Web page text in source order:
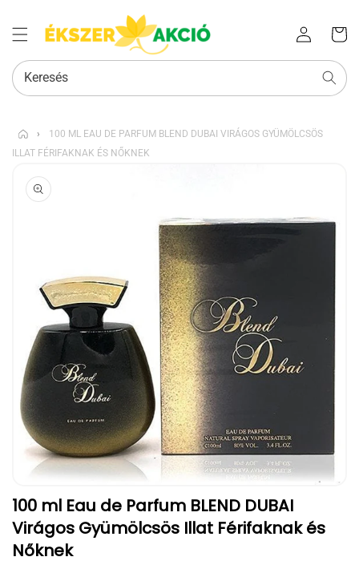
Bejelentkezés
kosara
Keresés
›
100 ML EAU DE PARFUM BLEND DUBAI VIRÁGOS GYÜMÖLCSÖS
ILLAT FÉRIFAKNAK ÉS NŐKNEK
UGRÁS A
TERMÉKADATOKRA
médiafájl
megnyitása
a
modális
párbeszédpanelen
100 ml Eau de Parfum BLEND DUBAI
Virágos Gyümölcsös Illat Férifaknak és
Nőknek